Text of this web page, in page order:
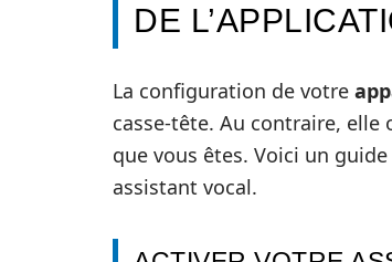
DE
La configuration de votre
casse-tête. Au contraire, elle
que vous êtes. Voici un
assistant vocal.